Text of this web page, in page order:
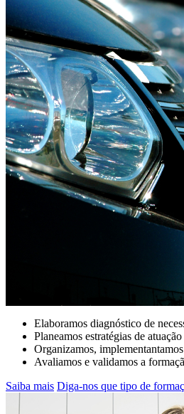
CONDUÇÃO DE
ELÉTRICAS E PHEV
SAIBA MAIS AQUI....Em parceria
de Condução, a CR&M iniciou o
dos condutores de viaturas elétricas
Elaboramos diagnóstico de
Planeamos estratégias de atuação
Organizamos,
Avaliamos e validamos a
Saiba mais Diga-nos que tipo de